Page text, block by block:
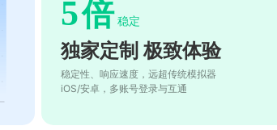
5倍 稳定
独家定制 极致体验
稳定性、响应速度，远超传统模拟器
iOS/安卓，多账号登录与互通